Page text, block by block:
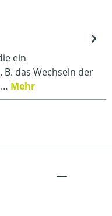
ein
das Wechseln der
Mehr